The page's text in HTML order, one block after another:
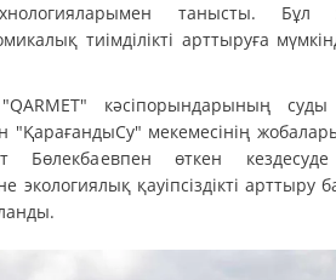
танысты. Бұл
тиімділікті арттыруға
кәсіпорындарының суды
"ҚарағандыСу" мекемесінің
Бөлекбаевпен өткен кездесуде
экологиялық қауіпсіздікті арттыру